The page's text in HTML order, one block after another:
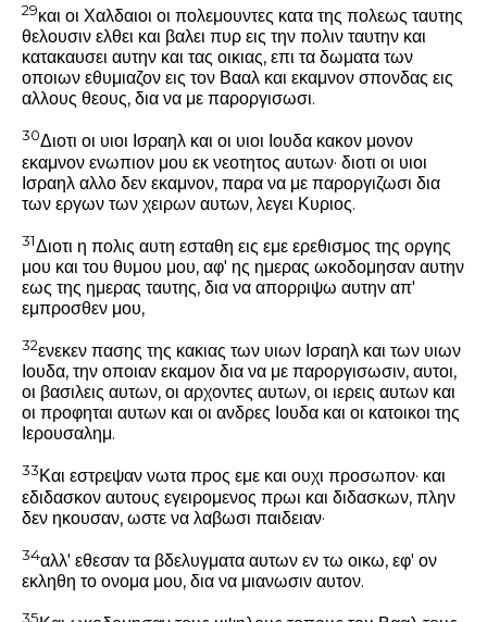
29και οι Χαλδαιοι οι πολεμουντες κατα της πολεως ταυτης
θελουσιν ελθει και βαλει πυρ εις την πολιν ταυτην και
κατακαυσει αυτην και τας οικιας, επι τα δωματα των
οποιων εθυμιαζον εις τον Βααλ και εκαμνον σπονδας εις
αλλους θεους, δια να με παροργισωσι.
30Διοτι οι υιοι Ισραηλ και οι υιοι Ιουδα κακον μονον
εκαμνον ενωπιον μου εκ νεοτητος αυτων· διοτι οι υιοι
Ισραηλ αλλο δεν εκαμνον, παρα να με παροργιζωσι δια
των εργων των χειρων αυτων, λεγει Κυριος.
31Διοτι η πολις αυτη εσταθη εις εμε ερεθισμος της οργης
μου και του θυμου μου, αφ' ης ημερας ωκοδομησαν αυτην
εως της ημερας ταυτης, δια να απορριψω αυτην απ'
εμπροσθεν μου,
32ενεκεν πασης της κακιας των υιων Ισραηλ και των υιων
Ιουδα, την οποιαν εκαμον δια να με παροργισωσιν, αυτοι,
οι βασιλεις αυτων, οι αρχοντες αυτων, οι ιερεις αυτων και
οι προφηται αυτων και οι ανδρες Ιουδα και οι κατοικοι της
Ιερουσαλημ.
33Και εστρεψαν νωτα προς εμε και ουχι προσωπον· και
εδιδασκον αυτους εγειρομενος πρωι και διδασκων, πλην
δεν ηκουσαν, ωστε να λαβωσι παιδειαν·
34αλλ' εθεσαν τα βδελυγματα αυτων εν τω οικω, εφ' ον
εκληθη το ονομα μου, δια να μιανωσιν αυτον.
35